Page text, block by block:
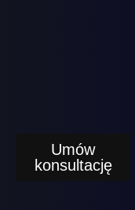
Umów
konsultację